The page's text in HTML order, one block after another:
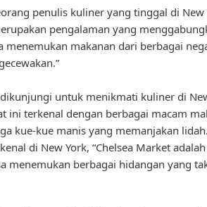
penulis kuliner yang tinggal di New
pengalaman yang
menemukan makanan dari berbagai
untuk menikmati kuliner di
ini terkenal dengan berbagai macam
kue-kue manis yang memanjakan
di New York, “Chelsea Market
menemukan berbagai hidangan yang